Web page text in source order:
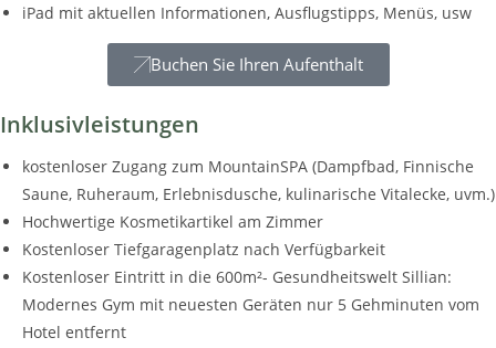
iPad mit aktuellen Informationen, Ausflugstipps, Menüs, usw
Buchen Sie Ihren Aufenthalt
Inklusivleistungen
kostenloser Zugang zum MountainSPA (Dampfbad, Finnische
Saune, Ruheraum, Erlebnisdusche, kulinarische Vitalecke, uvm.)
Hochwertige Kosmetikartikel am Zimmer
Kostenloser Tiefgaragenplatz nach Verfügbarkeit
Kostenloser Eintritt in die 600m²- Gesundheitswelt Sillian:
Modernes Gym mit neuesten Geräten nur 5 Gehminuten vom
Hotel entfernt